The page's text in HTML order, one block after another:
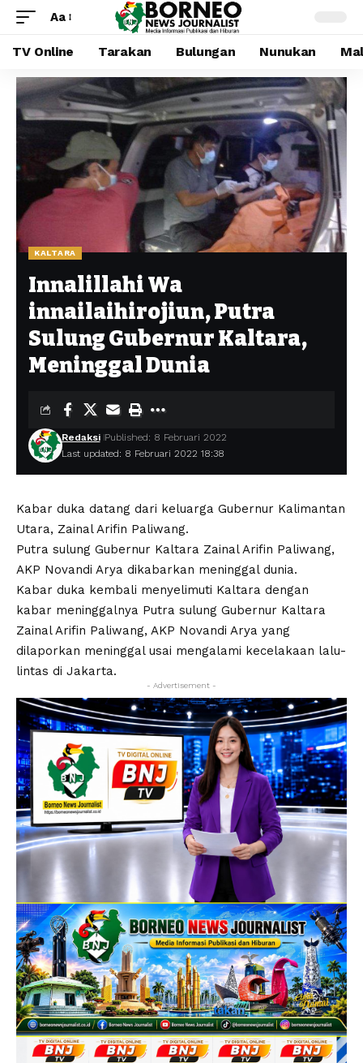
Aa
TV Online Tarakan Bulungan Nunukan
KALTARA
Innalillahi Wa
innailaihirojiun, Putra
Sulung Gubernur Kaltara,
Meninggal Dunia
Last updated: 8 Februari 2022 18:38
Redaksi Published: 8 Februari 2022
Kabar duka datang dari keluarga Gubernur Kalimantan
Utara, Zainal Arifin Paliwang.
Putra sulung Gubernur Kaltara Zainal Arifin Paliwang,
AKP Novandi Arya dikabarkan meninggal dunia.
Kabar duka kembali menyelimuti Kaltara dengan
kabar meninggalnya Putra sulung Gubernur Kaltara
Zainal Arifin Paliwang, AKP Novandi Arya yang
dilaporkan meninggal usai mengalami kecelakaan lalu-
lintas di Jakarta.
- Advertisement -